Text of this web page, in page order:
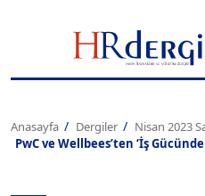
Anasayfa Dergiler
Nisan 2023
PwC ve Wellbees’ten ‘İş